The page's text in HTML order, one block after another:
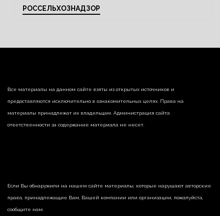
РОССЕЛЬХОЗНАДЗОР
Все материалы на данном сайте взяты из открытых источников и
предоставляются исключительно в ознакомительных целях. Права на
материалы принадлежат их владельцам. Администрация сайта
ответственности за содержание материала не несет.
Если Вы обнаружили на нашем сайте материалы, которые нарушают авторские
права, принадлежащие Вам, Вашей компании или организации, пожалуйста,
сообщите нам.